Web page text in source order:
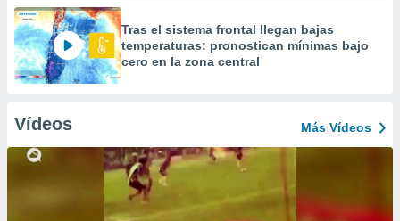
Tras el sistema frontal llegan bajas
temperaturas: pronostican mínimas bajo
cero en la zona central
Vídeos Más Vídeos